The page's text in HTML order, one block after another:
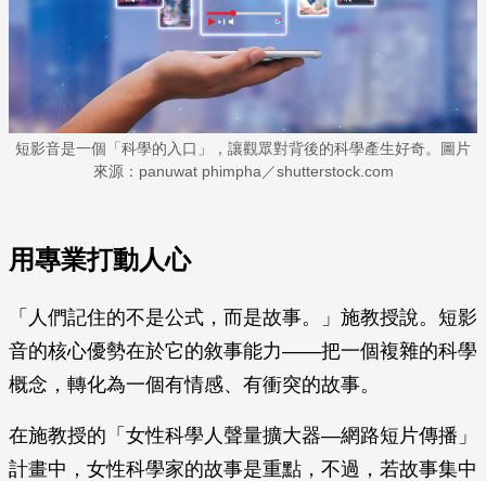
短影音是一個「科學的入口」，讓觀眾對背後的科學產生好奇。圖片
來源：panuwat phimpha／shutterstock.com
用專業打動人心
「人們記住的不是公式，而是故事。」施教授說。短影
音的核心優勢在於它的敘事能力——把一個複雜的科學
概念，轉化為一個有情感、有衝突的故事。
在施教授的「女性科學人聲量擴大器—網路短片傳播」
計畫中，女性科學家的故事是重點，不過，若故事集中